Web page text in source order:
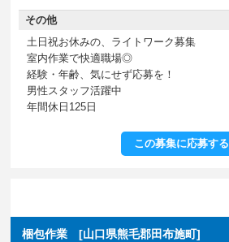
その他
土日祝お休みの、ライトワーク募集
室内作業で快適職場◎
経験・年齢、気にせず応募を！
男性スタッフ活躍中
年間休日125日
この募集に応募する
梱包作業 [山口県熊毛郡田布施町]